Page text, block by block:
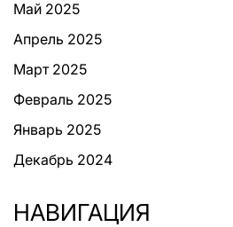
Май 2025
Апрель 2025
Март 2025
Февраль 2025
Январь 2025
Декабрь 2024
НАВИГАЦИЯ